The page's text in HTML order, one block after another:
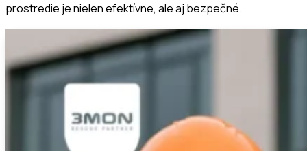
prostredie je nielen efektívne, ale aj bezpečné.